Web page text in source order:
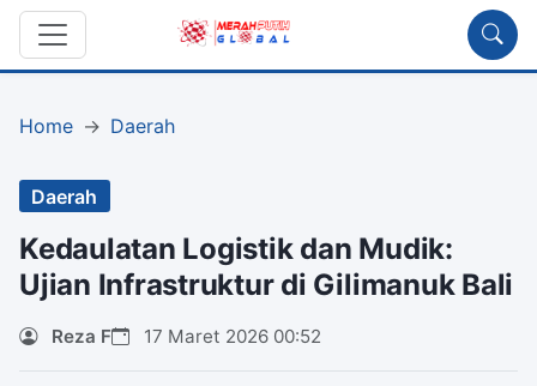
Home Daerah
Daerah
Kedaulatan Logistik dan Mudik:
Ujian Infrastruktur di Gilimanuk Bali
Reza F 17 Maret 2026 00:52